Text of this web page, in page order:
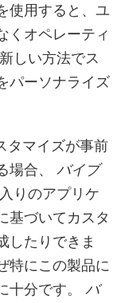
使用すると、ユ
くオペレーティ
しい方法でス
パーソナライズ
タマイズが事前
場合、 バイブ
りのアプリケ
基づいてカスタ
したりできま
特にこの製品に
十分です。 バ